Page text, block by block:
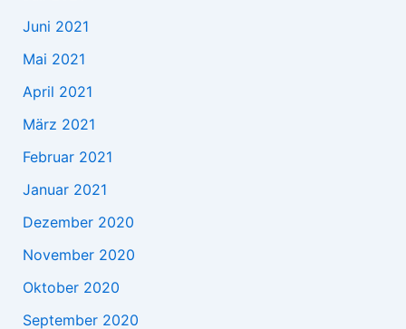
Juni 2021
Mai 2021
April 2021
März 2021
Februar 2021
Januar 2021
Dezember 2020
November 2020
Oktober 2020
September 2020